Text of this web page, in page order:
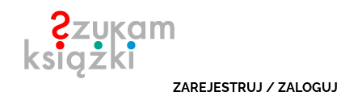
ZAREJESTRUJ / ZALOGUJ